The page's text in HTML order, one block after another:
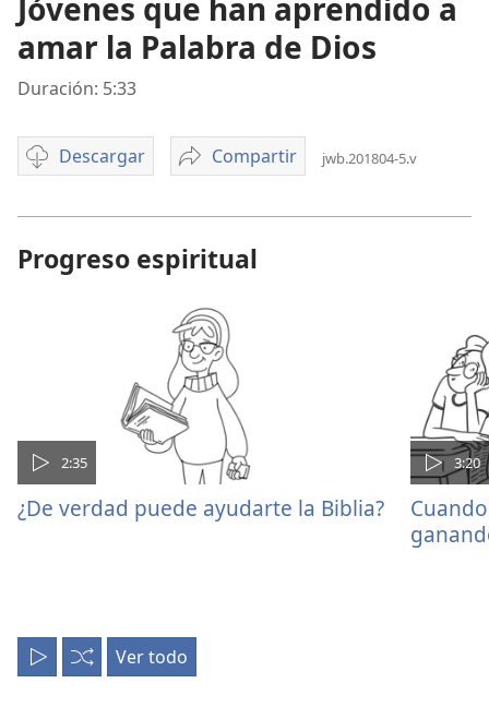
Jóvenes que han aprendido a
amar la Palabra de Dios
Duración: 5:33
Descargar
Opciones
descarga
de
video
Compartir
Jóvenes
han
aprendido
a
de
jwb.201804-5.v
Progreso espiritual
2:35
¿De verdad puede ayudarte la Biblia?
3:20
Reproducir
Aleatorio
Ver todo